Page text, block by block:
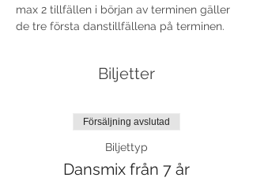
max 2 tillfällen i början av terminen gäller
de tre första danstillfällena på terminen.
Biljetter
Försäljning avslutad
Biljettyp
Dansmix från 7 år